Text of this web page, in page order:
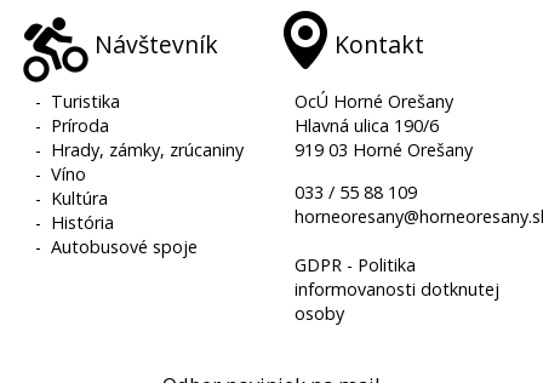
Návštevník
- Turistika
- Príroda
- Hrady, zámky, zrúcaniny
-Víno
- Kultúra
- História
-Autobusové spoje
Kontakt
OcÚ Horné Orešany
Hlavná ulica 190/6
919 03 Horné Orešany
033 / 55 88 109
GDPR - Politika
informovanosti dotknutej
osoby